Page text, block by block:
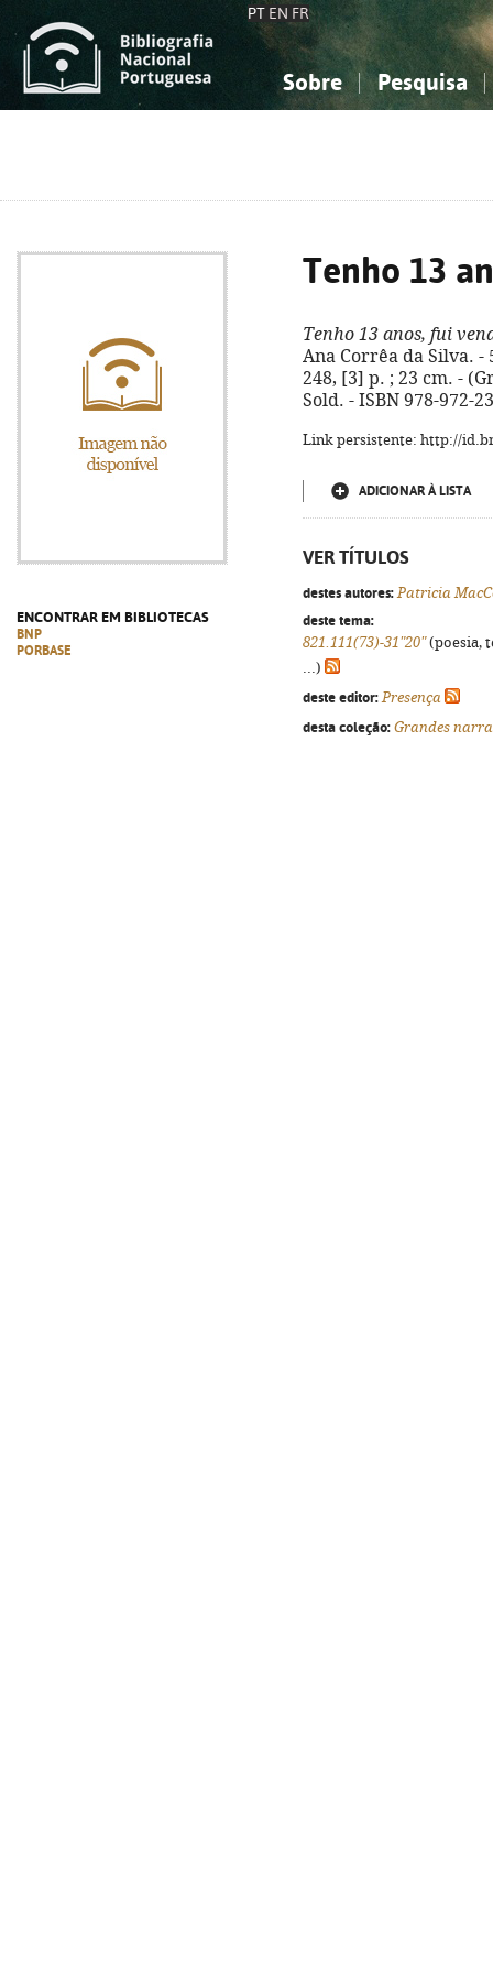
PT EN FR
Sobre Pesquisa
ENCONTRAR EM BIBLIOTECAS
BNP
PORBASE
Tenho 13
Tenho 13 anos, fui
Ana Corrêa da Silva. -
248, [3] p. ; 23 cm. -
Sold. - ISBN 978-972-
Link persistente: http://
ADICIONAR À LISTA
VER TÍTULOS
destes autores: Patricia
deste tema:
821.111(73)-31"20"(poesia,
...)
deste editor: Presença
desta coleção: Grandes